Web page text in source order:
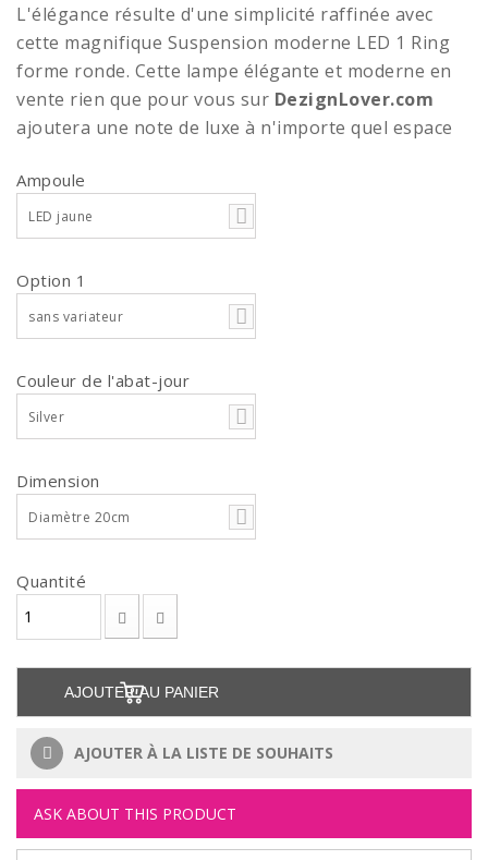
L'élégance résulte d'une simplicité raffinée avec
cette magnifique Suspension moderne LED 1 Ring
forme ronde. Cette lampe élégante et moderne en
vente rien que pour vous sur DezignLover.com
ajoutera une note de luxe à n'importe quel espace
Ampoule
LED jaune
Option 1
sans variateur
Couleur de l'abat-jour
Silver
Dimension
Diamètre 20cm
Quantité
AJOUTER AU PANIER
AJOUTER À LA LISTE DE SOUHAITS
ASK ABOUT THIS PRODUCT